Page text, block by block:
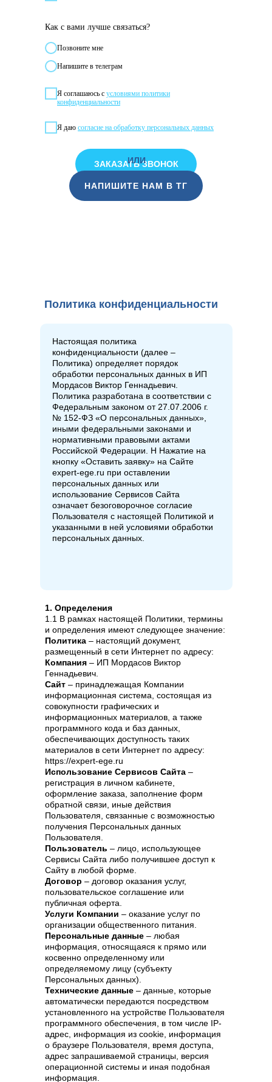
Как с вами лучше связаться?
Позвонитe мне
Напишите в телеграм
Я соглашаюсь с условиями политики
конфиденциальности
Я даю согласие на обработку персональных данных
ЗАКАЗАТЬ ЗВОНОК
НАПИШИТЕ НАМ В ТГ
ИЛИ
Политика конфиденциальности
Настоящая политика
конфиденциальности (далее –
Политика) определяет порядок
обработки персональных данных в ИП
Мордасов Виктор Геннадьевич.
Политика разработана в соответствии с
Федеральным законом от 27.07.2006 г.
№ 152-ФЗ «О персональных данных»,
иными федеральными законами и
нормативными правовыми актами
Российской Федерации. Н Нажатие на
кнопку «Оставить заявку» на Сайте
expert-ege.ru при оставлении
персональных данных или
использование Сервисов Сайта
означает безоговорочное согласие
Пользователя с настоящей Политикой и
указанными в ней условиями обработки
персональных данных.
1. Определения
1.1 В рамках настоящей Политики, термины
и определения имеют следующее значение:
Политика – настоящий документ,
размещенный в сети Интернет по адресу:
Компания – ИП Мордасов Виктор
Геннадьевич.
Сайт – принадлежащая Компании
информационная система, состоящая из
совокупности графических и
информационных материалов, а также
программного кода и баз данных,
обеспечивающих доступность таких
материалов в сети Интернет по адресу:
https://expert-ege.ru
Использование Сервисов Сайта –
регистрация в личном кабинете,
оформление заказа, заполнение форм
обратной связи, иные действия
Пользователя, связанные с возможностью
получения Персональных данных
Пользователя.
Пользователь – лицо, использующее
Сервисы Сайта либо получившее доступ к
Сайту в любой форме.
Договор – договор оказания услуг,
пользовательское соглашение или
публичная оферта.
Услуги Компании – оказание услуг по
организации общественного питания.
Персональные данные – любая
информация, относящаяся к прямо или
косвенно определенному или
определяемому лицу (субъекту
Персональных данных).
Технические данные – данные, которые
автоматически передаются посредством
установленного на устройстве Пользователя
программного обеспечения, в том числе IP-
адрес, информация из cookie, информация
о браузере Пользователя, время доступа,
адрес запрашиваемой страницы, версия
операционной системы и иная подобная
информация.